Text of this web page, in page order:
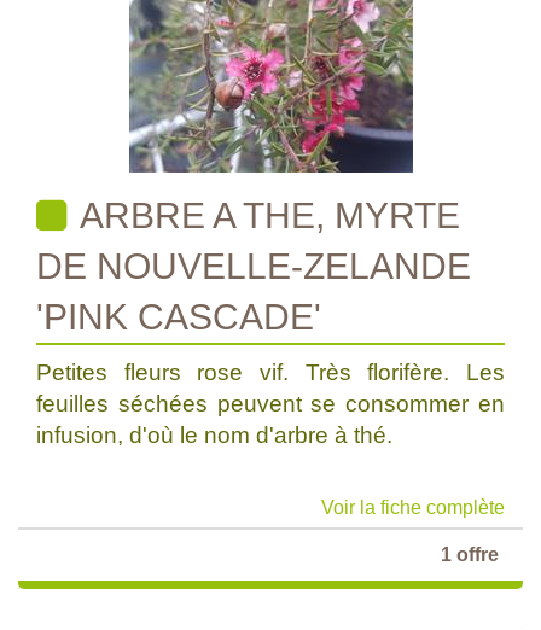
ARBRE A THE, MYRTE
DE NOUVELLE-ZELANDE
'PINK CASCADE'
Petites fleurs rose vif. Très florifère. Les
feuilles séchées peuvent se consommer en
infusion, d'où le nom d'arbre à thé.
Voir la fiche complète
1 offre